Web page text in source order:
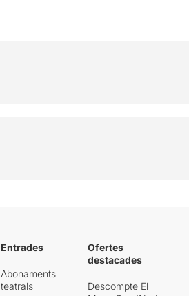
Entrades
Abonaments
teatrals
Ofertes
destacades
Descompte El